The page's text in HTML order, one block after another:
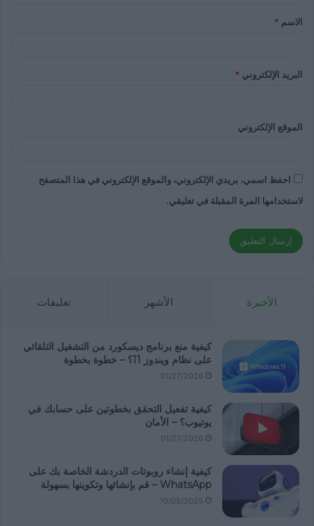
الاسم *
البريد الإلكتروني *
الموقع الإلكتروني
احفظ اسمي، بريدي الإلكتروني، والموقع الإلكتروني في هذا المتصفح
لاستخدامها المرة المقبلة في تعليقي.
الأخيرة الأشهر تعليقات
كيفية منع برنامج ديسكورد من التشغيل التلقائي
على نظام ويندوز 11؟ – خطوة بخطوة
01/27/2026
كيفية تفعيل التحقق بخطوتين على حسابك في
يوتيوب؟ – الأمان
01/27/2026
كيفية إنشاء روبوتات الدردشة الخاصة بك على
WhatsApp – قم بإنشائها وتكوينها بسهولة
10/05/2025